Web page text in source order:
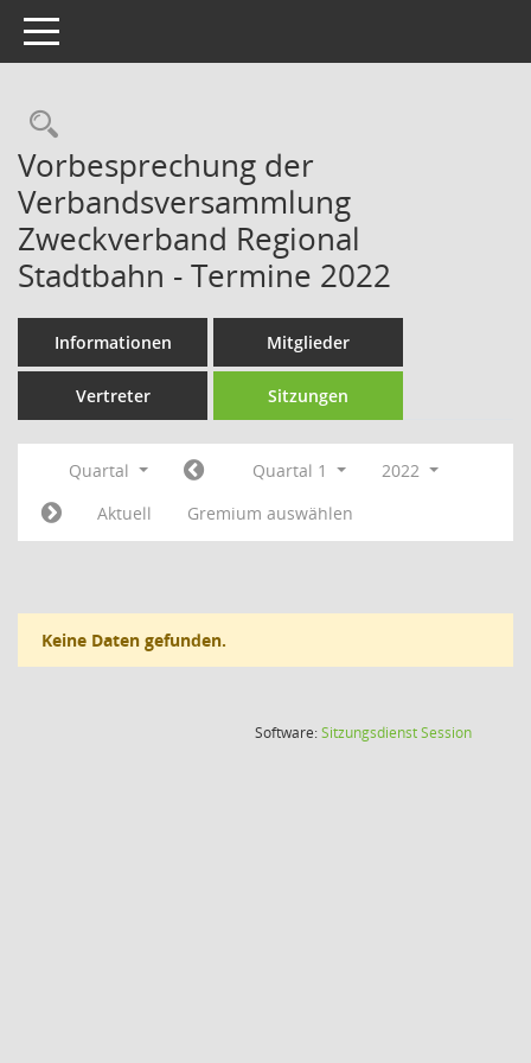
Toggle navigation
Rechercheauswahl
Vorbesprechung der
Verbandsversammlung
Zweckverband Regional
Stadtbahn - Termine 2022
Informationen Mitglieder
Vertreter Sitzungen
Quartal Quartal 1
2022
Aktuell
Gremium auswählen
Keine Daten gefunden.
Software:SitzungsdienstSession(Wird in